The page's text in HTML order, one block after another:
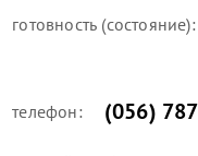
готовность (состояние):
телефон: (056)